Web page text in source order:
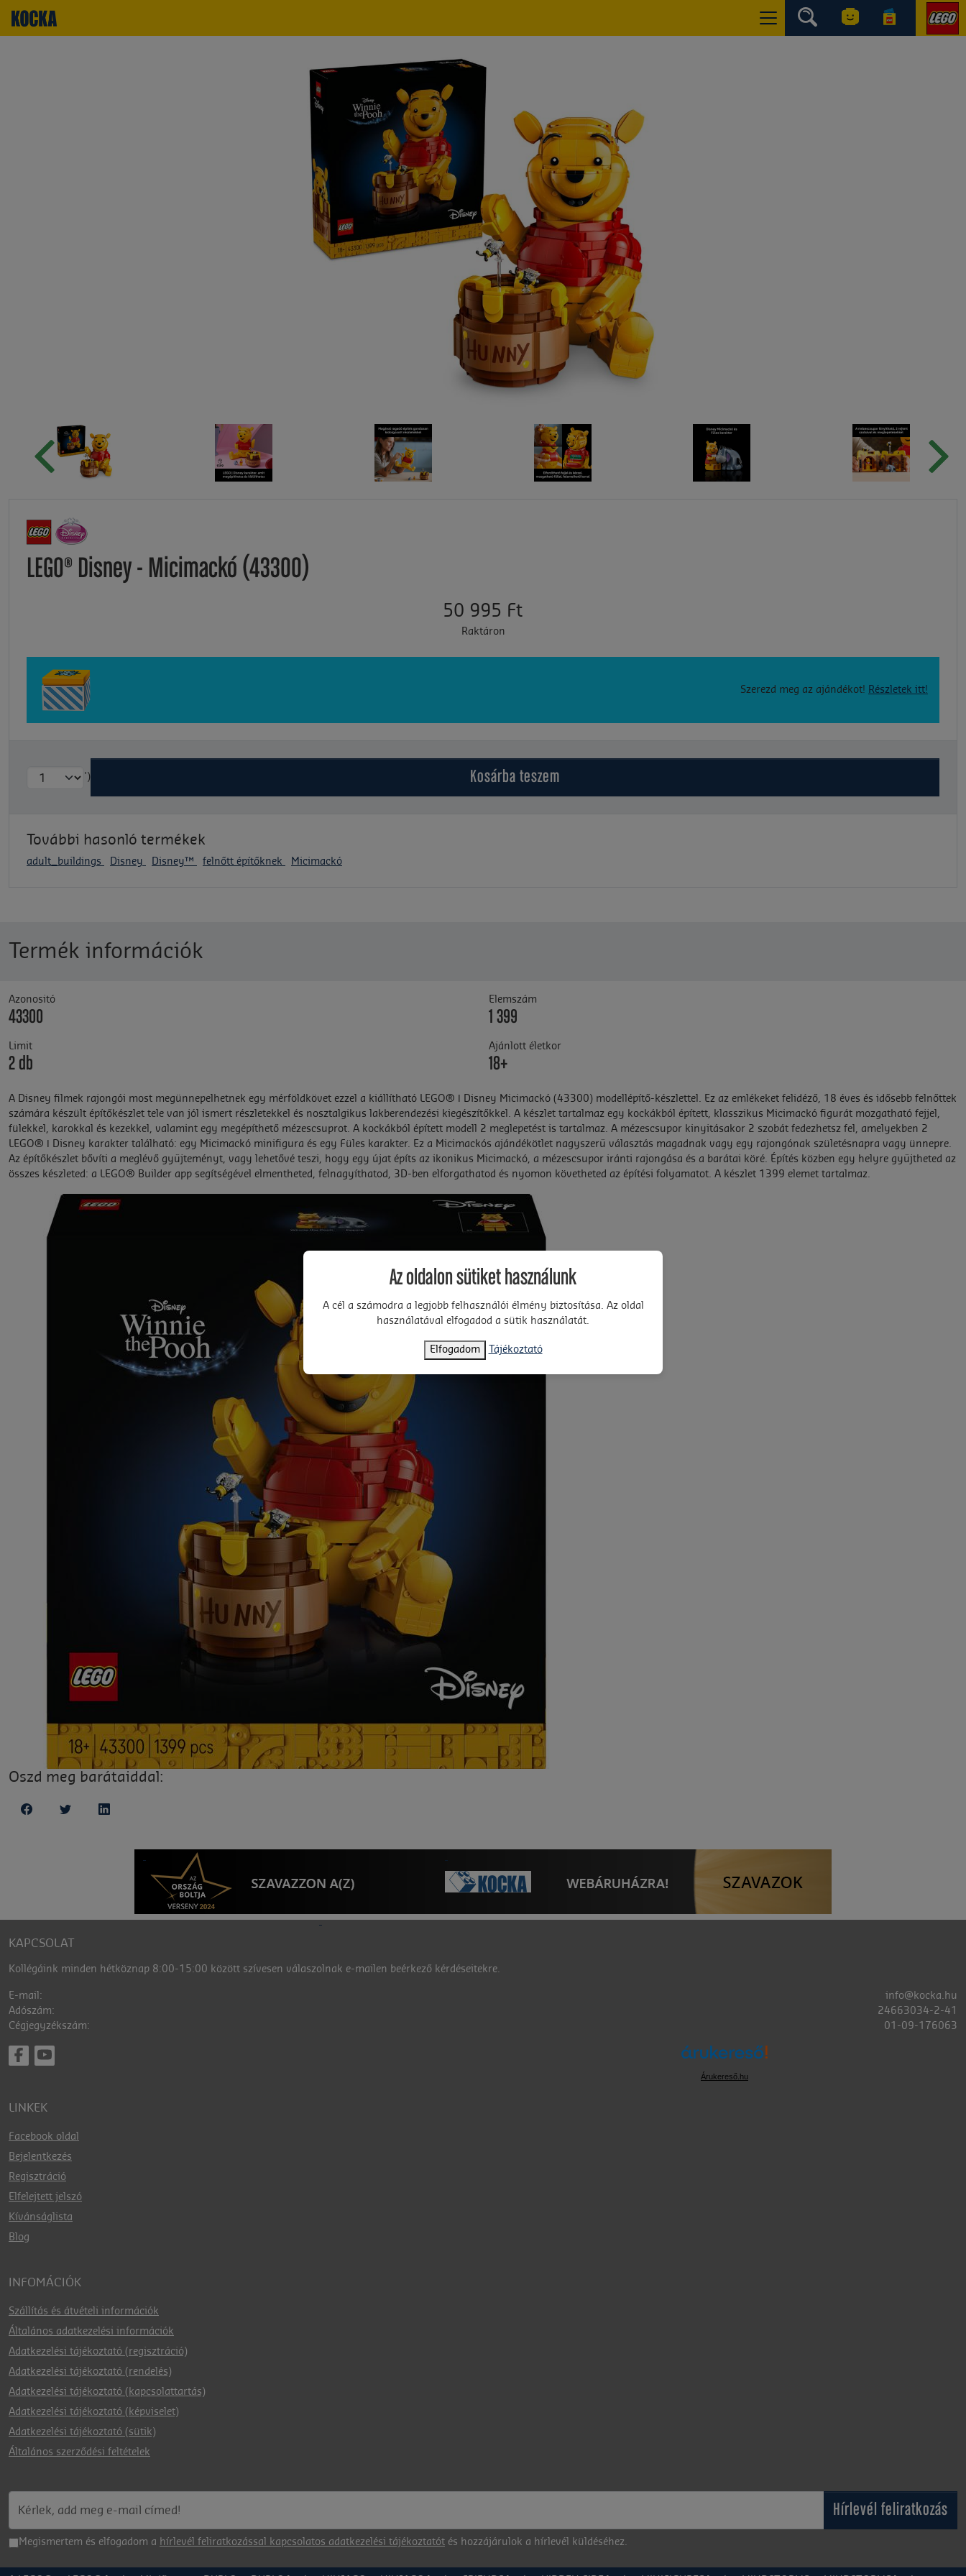
LEGO® Disney - Micimackó (43300)
50 995 Ft
Raktáron
Szerezd meg az ajándékot! Részletek itt!
') Kosárba teszem
További hasonló termékek
adult_buildings Disney Disney™ felnőtt építőknek Micimackó
Termék információk
Azonositó
43300
Elemszám
1 399
Limit
2 db
Ajánlott életkor
18+
A Disney filmek rajongói most megünnepelhetnek egy mérföldkövet ezzel a kiállítható LEGO® ǀ Disney Micimackó (43300) modellépítő-készlettel. Ez az emlékeket felidéző, 18 éves és idősebb felnőttek
számára készült építőkészlet tele van jól ismert részletekkel és nosztalgikus lakberendezési kiegészítőkkel. A készlet tartalmaz egy kockákból épített, klasszikus Micimackó figurát mozgatható fejjel,
fülekkel, karokkal és kezekkel, valamint egy megépíthető mézescsuprot. A kockákból épített modell 2 meglepetést is tartalmaz. A mézescsupor kinyitásakor 2 szobát fedezhetsz fel, amelyekben 2
LEGO® ǀ Disney karakter található: egy Micimackó minifigura és egy Füles karakter. Ez a Micimackós ajándékötlet nagyszerű választás magadnak vagy egy rajongónak születésnapra vagy ünnepre.
Az építőkészlet bővíti a meglévő gyűjteményt, vagy lehetővé teszi, hogy egy újat építs az ikonikus Micimackó, a mézescsupor iránti rajongása és a barátai köré. Építés közben egy helyre gyűjtheted az
összes készleted: a LEGO® Builder app segítségével elmentheted, felnagyíthatod, 3D-ben elforgathatod és nyomon követheted az építési folyamatot. A készlet 1399 elemet tartalmaz.
Oszd meg barátaiddal:
KAPCSOLAT
Kollégáink minden hétköznap 8:00-15:00 között szívesen válaszolnak e-mailen beérkező kérdéseitekre.
E-mail:
info@kocka.hu
Adószám:
24663034-2-41
Cégjegyzékszám:
01-09-176063
Árukereső.hu
LINKEK
Facebook oldal
Bejelentkezés
Regisztráció
Elfelejtett jelszó
Kívánságlista
Blog
INFOMÁCIÓK
Szállítás és átvételi információk
Általános adatkezelési információk
Adatkezelési tájékoztató (regisztráció)
Adatkezelési tájékoztató (rendelés)
Adatkezelési tájékoztató (kapcsolattartás)
Adatkezelési tájékoztató (képviselet)
Adatkezelési tájékoztató (sütik)
Általános szerződési feltételek
Hírlevél feliratkozás
Megismertem és elfogadom a hírlevél feliratkozással kapcsolatos adatkezelési tájékoztatót és hozzájárulok a hírlevél küldéséhez.
Az oldalon sütiket használunk
A cél a számodra a legjobb felhasználói élmény biztosítása. Az oldal
használatával elfogadod a sütik használatát.
Elfogadom Tájékoztató